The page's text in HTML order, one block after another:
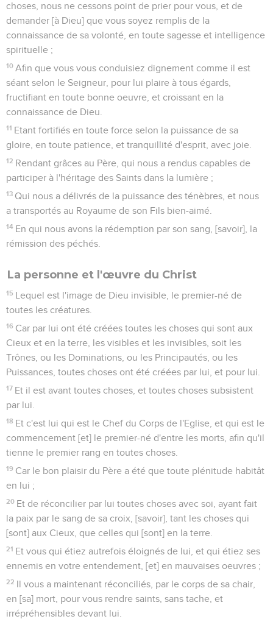
choses, nous ne cessons point de prier pour vous, et de
demander [à Dieu] que vous soyez remplis de la
connaissance de sa volonté, en toute sagesse et intelligence
spirituelle ;
10 Afin que vous vous conduisiez dignement comme il est
séant selon le Seigneur, pour lui plaire à tous égards,
fructifiant en toute bonne oeuvre, et croissant en la
connaissance de Dieu.
11 Etant fortifiés en toute force selon la puissance de sa
gloire, en toute patience, et tranquillité d'esprit, avec joie.
12 Rendant grâces au Père, qui nous a rendus capables de
participer à l'héritage des Saints dans la lumière ;
13 Qui nous a délivrés de la puissance des ténèbres, et nous
a transportés au Royaume de son Fils bien-aimé.
14 En qui nous avons la rédemption par son sang, [savoir], la
rémission des péchés.
La personne et l'œuvre du Christ
15 Lequel est l'image de Dieu invisible, le premier-né de
toutes les créatures.
16 Car par lui ont été créées toutes les choses qui sont aux
Cieux et en la terre, les visibles et les invisibles, soit les
Trônes, ou les Dominations, ou les Principautés, ou les
Puissances, toutes choses ont été créées par lui, et pour lui.
17 Et il est avant toutes choses, et toutes choses subsistent
par lui.
18 Et c'est lui qui est le Chef du Corps de l'Eglise, et qui est le
commencement [et] le premier-né d'entre les morts, afin qu'il
tienne le premier rang en toutes choses.
19 Car le bon plaisir du Père a été que toute plénitude habitât
en lui ;
20 Et de réconcilier par lui toutes choses avec soi, ayant fait
la paix par le sang de sa croix, [savoir], tant les choses qui
[sont] aux Cieux, que celles qui [sont] en la terre.
21 Et vous qui étiez autrefois éloignés de lui, et qui étiez ses
ennemis en votre entendement, [et] en mauvaises oeuvres ;
22 Il vous a maintenant réconciliés, par le corps de sa chair,
en [sa] mort, pour vous rendre saints, sans tache, et
irrépréhensibles devant lui.